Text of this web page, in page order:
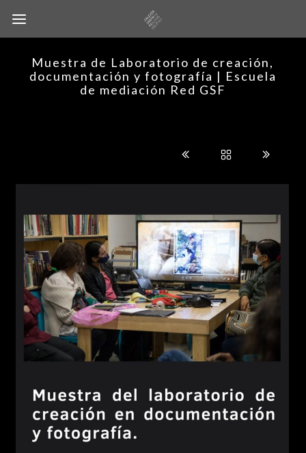
Muestra de Laboratorio de creación,
documentación y fotografía | Escuela
de mediación Red GSF